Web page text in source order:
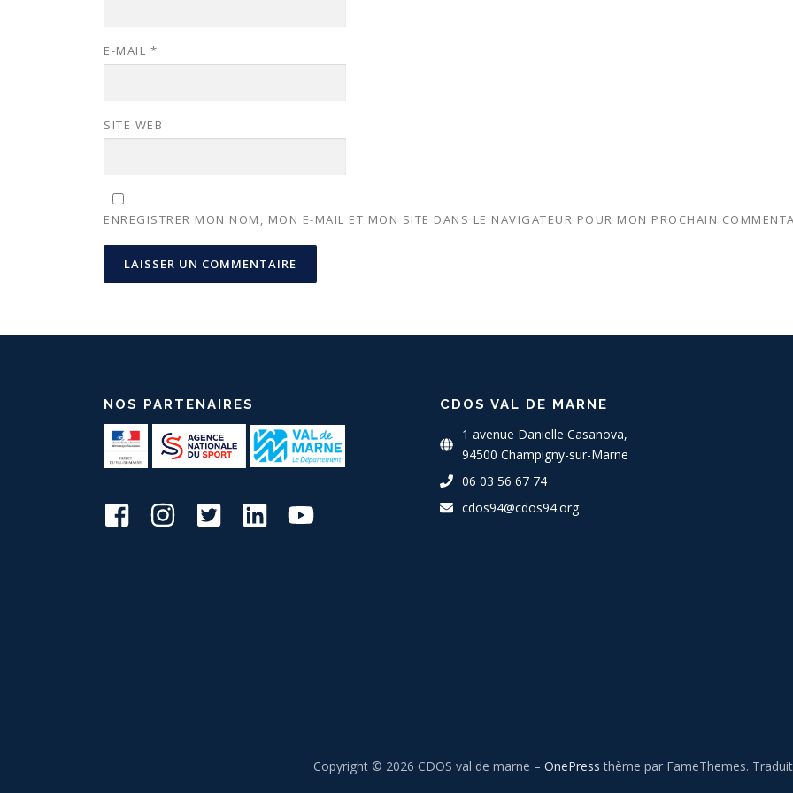
E-MAIL *
SITE WEB
ENREGISTRER MON NOM, MON E-MAIL ET MON SITE DANS LE NAVIGATEUR POUR MON PROCHAIN
NOS PARTENAIRES CDOS VAL DE MARNE
1 avenue Danielle Casanova,
94500 Champigny-sur-Marne
06 03 56 67 74
cdos94@cdos94.org
Copyright © 2026 CDOS val de marne – OnePress thème par FameThemes.